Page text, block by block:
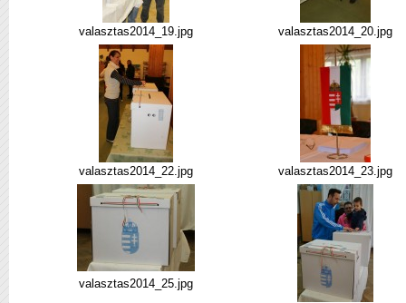
valasztas2014_19.jpg valasztas2014_20.jpg
valasztas2014_22.jpg valasztas2014_23.jpg
valasztas2014_25.jpg